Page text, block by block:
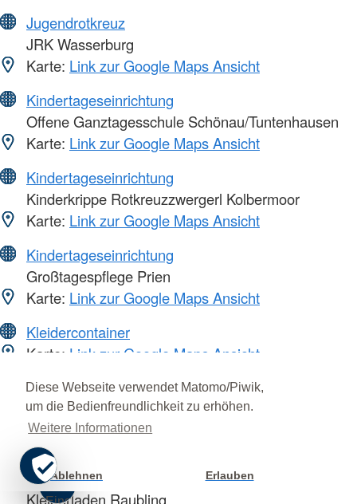
Cookie
Einstellung
Diese Webseite verwendet Matomo/Piwik,
um die Bedienfreundlichkeit zu erhöhen.
Weitere Informationen
Ablehnen Erlauben
Jugendrotkreuz
JRK Wasserburg
Karte: Link zur Google Maps Ansicht
Kindertageseinrichtung
Offene Ganztagesschule Schönau/Tuntenhausen
Karte: Link zur Google Maps Ansicht
Kindertageseinrichtung
Kinderkrippe Rotkreuzzwergerl Kolbermoor
Karte: Link zur Google Maps Ansicht
Kindertageseinrichtung
Großtagespflege Prien
Karte: Link zur Google Maps Ansicht
Kleidercontainer
Karte: Link zur Google Maps Ansicht
Kleiderläden
Kleiderladen Bad Endorf
Karte:Link zur Google Maps Ansicht
Kleiderläden
Kleiderladen Raubling